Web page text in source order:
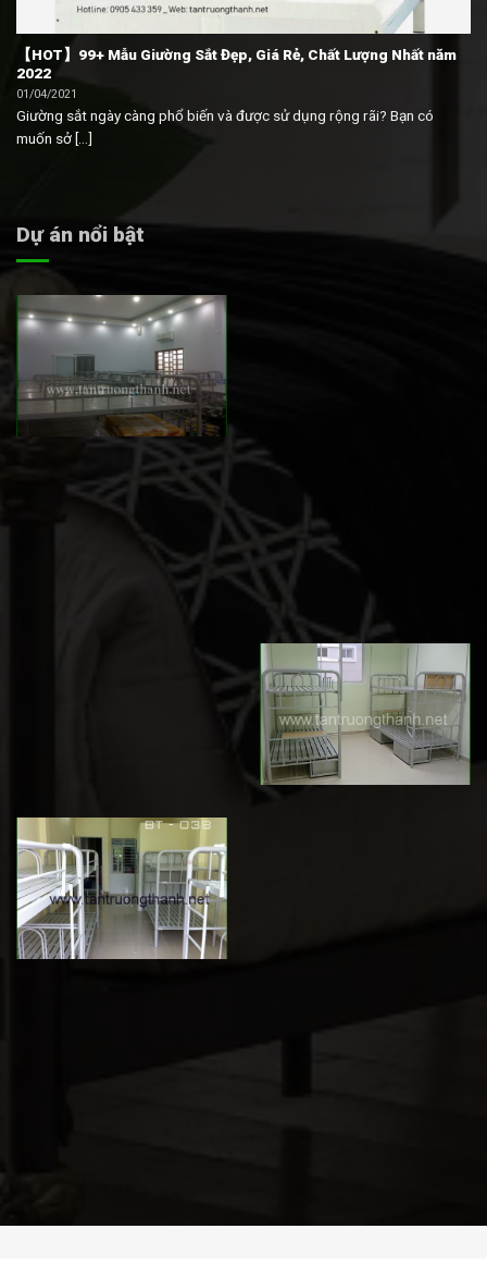
【HOT】99+ Mẫu Giường Sắt Đẹp, Giá Rẻ, Chất Lượng Nhất năm
2022
01/04/2021
Giường sắt ngày càng phổ biến và được sử dụng rộng rãi? Bạn có
muốn sở [...]
Dự án nổi bật